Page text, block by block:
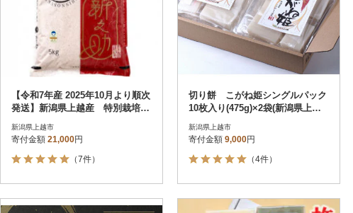
【令和7年産 2025年10月より順次
発送】新潟県上越産 特別栽培米
新潟県上越市
寄付金額 21,000円
（7件）
切り餅 こがね姫シングルパック
10枚入り(475g)×2袋(新潟県上越
新潟県上越市
寄付金額 9,000円
（4件）